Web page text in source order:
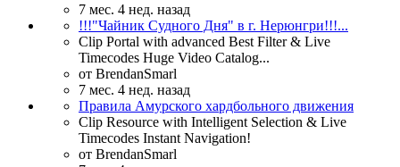
7 мес. 4 нед. назад
!!!"Чайник Судного Дня" в г. Нерюнгри!!!...
Clip Portal with advanced Best Filter & Live
Timecodes Huge Video Catalog...
от BrendanSmarl
7 мес. 4 нед. назад
Правила Амурского хардбольного движения
Clip Resource with Intelligent Selection & Live
Timecodes Instant Navigation!
от BrendanSmarl